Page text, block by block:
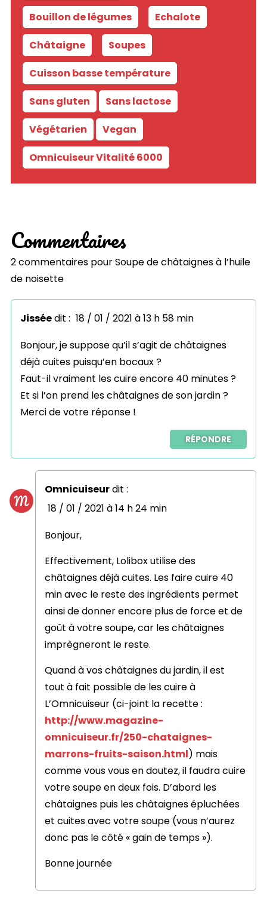
Bouillon de légumes Echalote
Châtaigne Soupes
Cuisson basse température
Sans gluten Sans lactose
Végétarien Vegan
Omnicuiseur Vitalité 6000
Commentaires
2 commentaires pourSoupe de châtaignes à l’huile
de noisette
Jisséedit : 18 / 01 / 2021 à 13 h 58 min
Bonjour, je suppose qu’il s’agit de châtaignes
déjà cuites puisqu’en bocaux ?
Faut-il vraiment les cuire encore 40 minutes ?
Et si l’on prend les châtaignes de son jardin ?
Merci de votre réponse !
RÉPONDRE
Omnicuiseurdit :
18 / 01 / 2021 à 14 h 24 min
Bonjour,
Effectivement, Lolibox utilise des
châtaignes déjà cuites. Les faire cuire 40
min avec le reste des ingrédients permet
ainsi de donner encore plus de force et de
goût à votre soupe, car les châtaignes
imprègneront le reste.
Quand à vos châtaignes du jardin, il est
tout à fait possible de les cuire à
L’Omnicuiseur (ci-joint la recette :
http://www.magazine-
omnicuiseur.fr/250-chataignes-
marrons-fruits-saison.html) mais
comme vous vous en doutez, il faudra cuire
votre soupe en deux fois. D’abord les
châtaignes puis les châtaignes épluchées
et cuites avec votre soupe (vous n’aurez
donc pas le côté « gain de temps »).
Bonne journée